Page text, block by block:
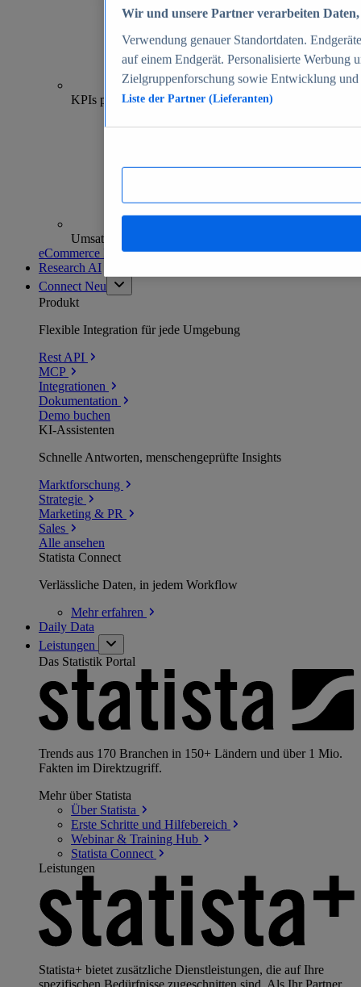
70+
KPIs pro Shop
Umsatzanalysen und -prognosen
eCommerce Insights entdecken
Research AI
Connect Neu
Produkt
Flexible Integration für jede Umgebung
Rest API
MCP
Integrationen
Dokumentation
Demo buchen
KI-Assistenten
Schnelle Antworten, menschengeprüfte Insights
Marktforschung
Strategie
Marketing & PR
Sales
Alle ansehen
Statista Connect
Verlässliche Daten, in jedem Workflow
Mehrerfahren
Daily Data
Leistungen
Das Statistik Portal
Trends aus 170 Branchen in 150+ Ländern und über 1 Mio.
Fakten im Direktzugriff.
Mehr über Statista
Über Statista
Erste Schritte und Hilfebereich
Webinar & Training Hub
Statista Connect
Leistungen
Statista+ bietet zusätzliche Dienstleistungen, die auf Ihre
spezifischen Bedürfnisse zugeschnitten sind. Als Ihr Partner
Wir und unsere Partner verarbeiten
Verwendung genauer Standortdaten.
auf einem Endgerät. Personalisierte Werbung
Zielgruppenforschung sowie Entwicklung
Liste der Partner (Lieferanten)